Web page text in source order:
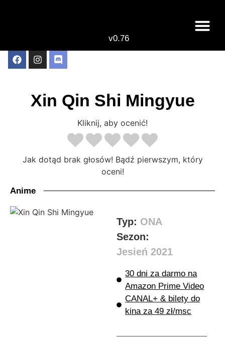
v0.76
Xin Qin Shi Mingyue
Kliknij, aby ocenić!
Jak dotąd brak głosów! Bądź pierwszym, który
oceni!
Anime
Typ: ONA
Sezon:
Jesień 2021
30 dni za darmo na
Amazon Prime Video
CANAL+ & bilety do
kina za 49 zł/msc